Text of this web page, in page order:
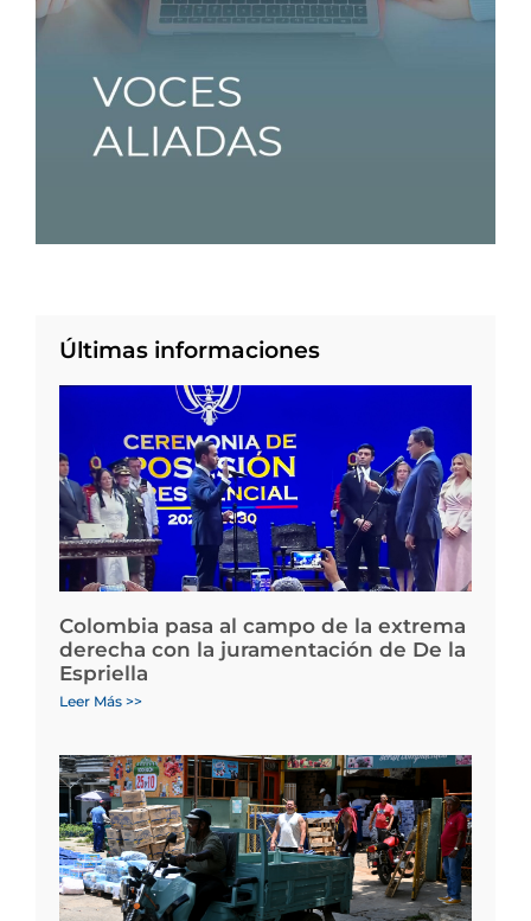
Últimas informaciones
Colombia pasa al campo de la extrema
derecha con la juramentación de De la
Espriella
Leer Más >>